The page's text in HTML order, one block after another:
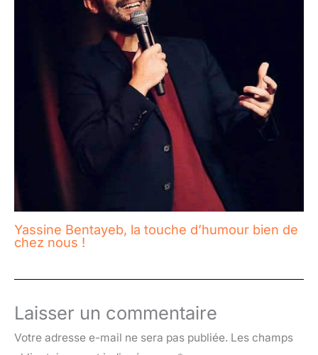
Yassine Bentayeb, la touche d’humour bien de
chez nous !
Laisser un commentaire
Votre adresse e-mail ne sera pas publiée. Les champs